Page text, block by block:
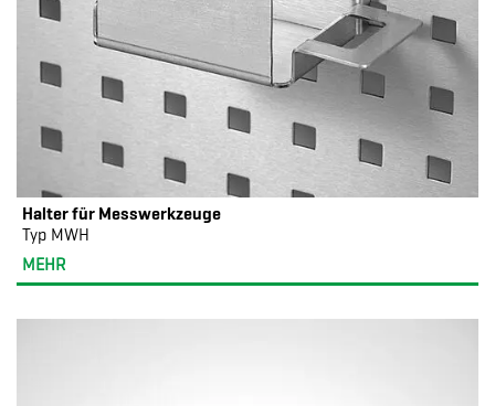
Halter für Messwerkzeuge
Typ MWH
MEHR